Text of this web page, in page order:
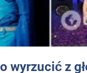
wyrzucić z